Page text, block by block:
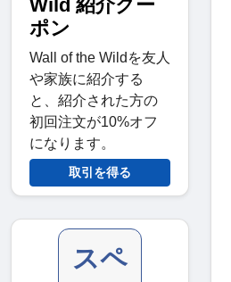
Wild 紹介クー
ポン
Wall of the Wildを友人
や家族に紹介する
と、紹介された方の
初回注文が10%オフ
になります。
取引を得る
スペ